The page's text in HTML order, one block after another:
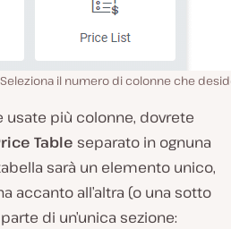
Seleziona il numero di colonne che
usate più colonne, dovrete
Table separato in ognuna
sarà un elemento unico,
accanto all’altra (o una sotto
di un’unica sezione: